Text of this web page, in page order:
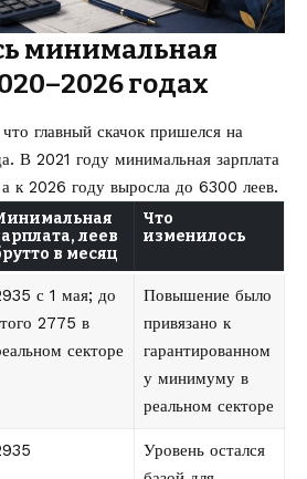
минимальная
годах
главный скачок пришелся на
В 2021 году минимальная зарплата
а к 2026 году выросла до 6300 леев.
леев
в месяц
Что
изменилось
с 1 мая; до
2775 в
секторе
Повышение было
привязано к
гарантированном
у минимуму в
реальном секторе
Уровень остался